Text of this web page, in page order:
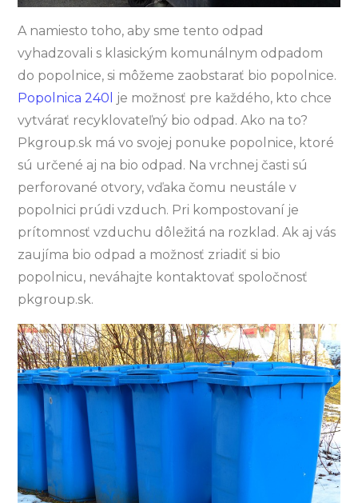
A namiesto toho, aby sme tento odpad
vyhadzovali s klasickým komunálnym odpadom
do popolnice, si môžeme zaobstarať bio popolnice.
Popolnica 240l
je možnosť pre každého, kto chce
vytvárať recyklovateľný bio odpad. Ako na to?
Pkgroup.sk má vo svojej ponuke popolnice, ktoré
sú určené aj na bio odpad. Na vrchnej časti sú
perforované otvory, vďaka čomu neustále v
popolnici prúdi vzduch. Pri kompostovaní je
prítomnosť vzduchu dôležitá na rozklad.Ak aj vás
zaujíma bio odpad a možnosť zriadiť si bio
popolnicu, neváhajte kontaktovať spoločnosť
pkgroup.sk.